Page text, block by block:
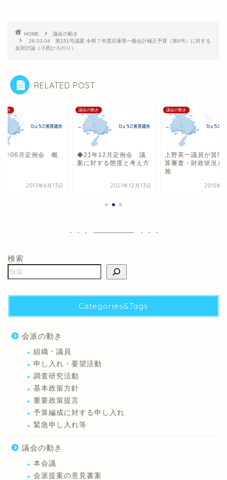
HOME
議会の動き
26.03.04 第151号議案 令和７年度兵庫県一般会計補正予算（第8号）に対する
反対討論（小西ひろのり）
RELATED POST
動き
年06月定例会 概
2013年6月13日
議会の動き
◆21年12月定例会 議
案に対する態度と考え方
2021年12月13日
議会の動き
上野英一議員が質問
算審査・財政状況）
施
2010年3
検索
Categories&Tags
会派の動き
組織・議員
申し入れ・要望活動
調査研究活動
基本政策方針
重要政策提言
予算編成に対する申し入れ
緊急申し入れ等
議会の動き
本会議
会派提案の意見書案